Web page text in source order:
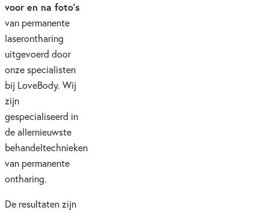
voor en na foto’s
van permanente
laserontharing
uitgevoerd door
onze specialisten
bij LoveBody. Wij
zijn
gespecialiseerd in
de allernieuwste
behandeltechnieken
van permanente
ontharing.
De resultaten zijn